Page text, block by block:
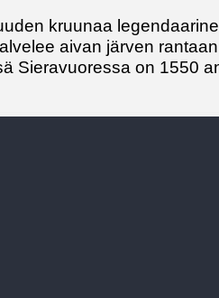
kruunaa
aivan järven
Sieravuoressa on 1550